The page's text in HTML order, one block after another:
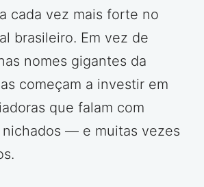
cada vez mais forte no
brasileiro. Em vez de
nomes gigantes da
começam a investir em
que falam com
nichados — e muitas vezes